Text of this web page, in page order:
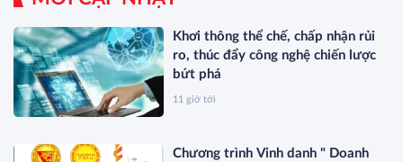
Khơi thông thể chế, chấp nhận rủi
ro, thúc đẩy công nghệ chiến lược
bứt phá
11 giờ tới
Chương trình Vinh danh " Doanh